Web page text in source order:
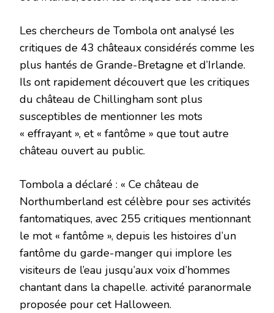
Les chercheurs de Tombola ont analysé les
critiques de 43 châteaux considérés comme les
plus hantés de Grande-Bretagne et d’Irlande.
Ils ont rapidement découvert que les critiques
du château de Chillingham sont plus
susceptibles de mentionner les mots
« effrayant », et « fantôme » que tout autre
château ouvert au public.
Tombola a déclaré : « Ce château de
Northumberland est célèbre pour ses activités
fantomatiques, avec 255 critiques mentionnant
le mot « fantôme », depuis les histoires d’un
fantôme du garde-manger qui implore les
visiteurs de l’eau jusqu’aux voix d’hommes
chantant dans la chapelle. activité paranormale
proposée pour cet Halloween.